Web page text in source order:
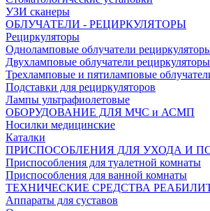
УЗИ сканеры
ОБЛУЧАТЕЛИ - РЕЦИРКУЛЯТОРЫ
Рециркуляторы
Одноламповые облучатели
Двухламповые облучатели рециркуляторы
Трехламповые и пятиламповые
Подставки для рециркуляторов
Лампы ультрафиолетовые
ОБОРУДОВАНИЕ ДЛЯ МЧС и АСМП
Носилки медицинские
Каталки
ПРИСПОСОБЛЕНИЯ ДЛЯ УХОДА И
Приспособления для туалетной комнаты
Приспособления для ванной комнаты
ТЕХНИЧЕСКИЕ СРЕДСТВА
Аппараты для суставов